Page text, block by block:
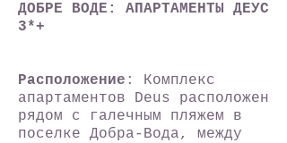
ДОБРЕ ВОДЕ: АПАРТАМЕНТЫ ДЕУС
3*+
Расположение : Комплекс
апартаментов Deus расположен
рядом с галечным пляжем в
поселке Добра-Вода, между